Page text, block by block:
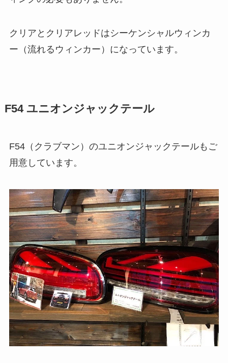
クリアとクリアレッドはシーケンシャルウィンカ
ー（流れるウィンカー）になっています。
F54 ユニオンジャックテール
F54（クラブマン）のユニオンジャックテールもご
用意しています。